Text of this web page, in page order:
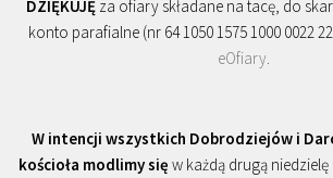
DZIĘKUJĘ za ofiary składane na tacę, do
konto parafialne (nr 64 1050 1575 1000 0022
eOfiary
W intencji wszystkich Dobrodziejów i
kościoła modlimy się w każdą drugą niedzielę